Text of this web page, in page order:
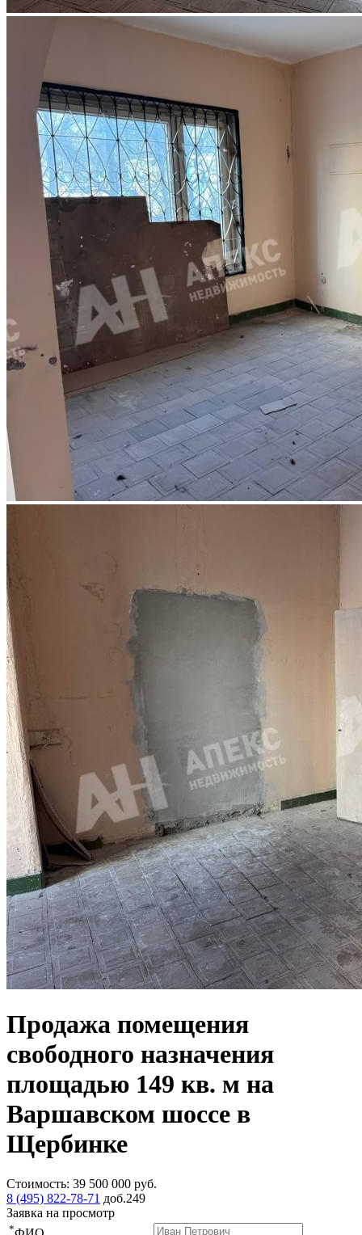
Продажа помещения
свободного назначения
площадью 149 кв. м на
Варшавском шоссе в
Щербинке
Стоимость: 39 500 000 руб.
8 (495) 822-78-71 доб.249
Заявка на просмотр
*